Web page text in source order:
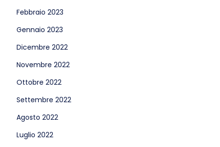
Febbraio 2023
Gennaio 2023
Dicembre 2022
Novembre 2022
Ottobre 2022
Settembre 2022
Agosto 2022
Luglio 2022